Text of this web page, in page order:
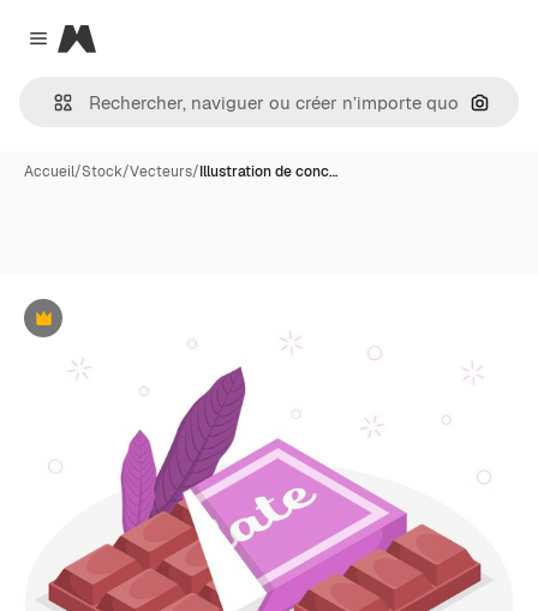
Close menu
Magnific
Accueil/Stock/Vecteurs/Illustration de conc…
Premium